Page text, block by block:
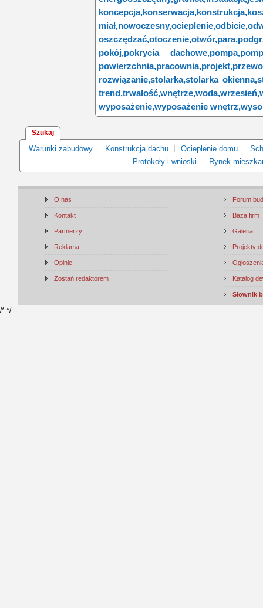
koncepcja,konserwacja,konstrukcja,
miał,nowoczesny,ocieplenie,odbicie,
oszczędzać,otoczenie,otwór,para,
pokój,pokrycia dachowe,pompa,
powierzchnia,pracownia,projekt,
rozwiązanie,stolarka,stolarka okienna,
trend,trwałość,wnętrze,woda,wrzesień,
wyposażenie,wyposażenie wnętrz,
Szukaj
Warunki zabudowy Konstrukcja dachu Ocieplenie domu
Protokoły i wnioski
Rynek
O nas
Kontakt
Partnerzy
Reklama
Opinie
Zostań redaktorem
Forum
Baza firm
Galeria
Projekty
Katalog
Słownik
/* */